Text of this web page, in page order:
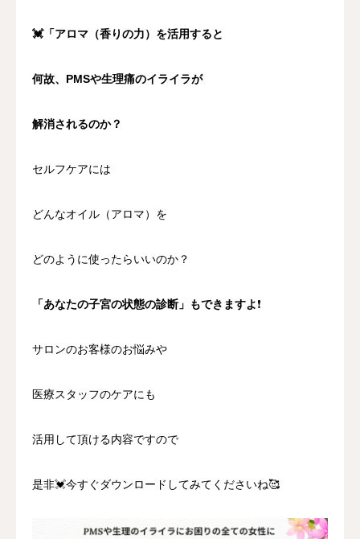
💓「アロマ（香りの力）を活用すると
何故、PMSや生理痛のイライラが
解消されるのか？
セルフケアには
どんなオイル（アロマ）を
どのように使ったらいいのか？
「あなたの子宮の状態の診断」もできますよ❗
サロンのお客様のお悩みや
医療スタッフのケアにも
活用して頂ける内容ですので
是非💓今すぐダウンロードしてみてくださいね🥰